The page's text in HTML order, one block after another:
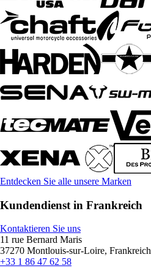
Entdecken Sie alle unsere Marken
Kundendienst in Frankreich
Kontaktieren Sie uns
11 rue Bernard Maris
37270 Montlouis-sur-Loire, Frankreich
+33 1 86 47 62 58